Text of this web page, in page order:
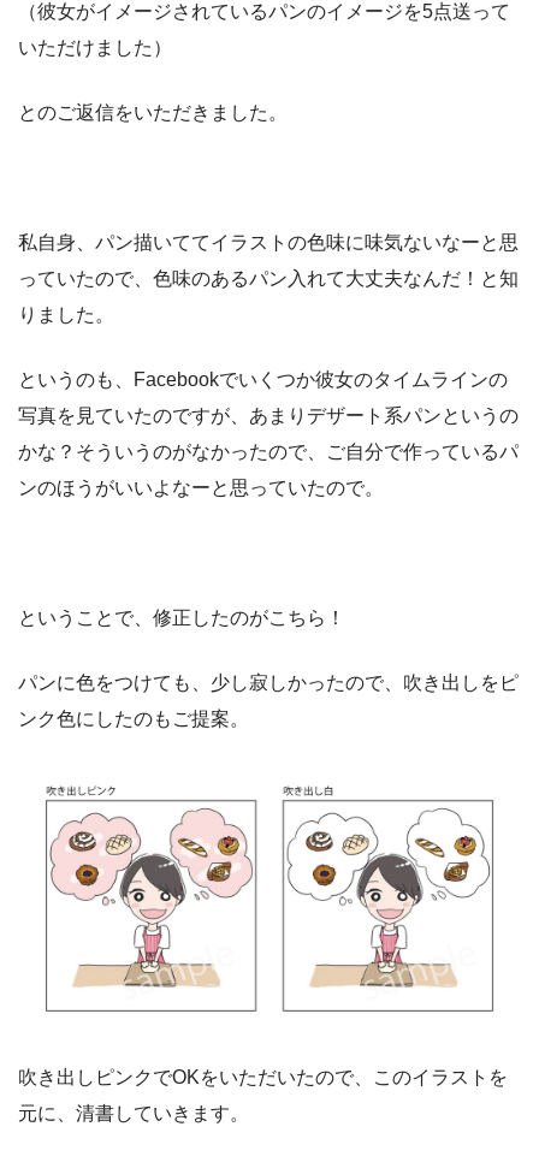
（彼女がイメージされているパンのイメージを5点送って
いただけました）
とのご返信をいただきました。
私自身、パン描いててイラストの色味に味気ないなーと思
っていたので、色味のあるパン入れて大丈夫なんだ！と知
りました。
というのも、Facebookでいくつか彼女のタイムラインの
写真を見ていたのですが、あまりデザート系パンというの
かな？そういうのがなかったので、ご自分で作っているパ
ンのほうがいいよなーと思っていたので。
ということで、修正したのがこちら！
パンに色をつけても、少し寂しかったので、吹き出しをピ
ンク色にしたのもご提案。
吹き出しピンクでOKをいただいたので、このイラストを
元に、清書していきます。